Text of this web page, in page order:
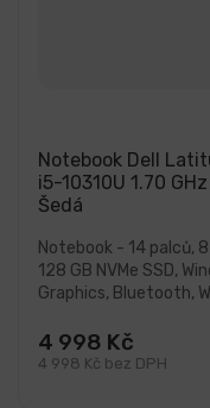
Notebook Dell
i5-10310U 1.70
Šedá
produktu
je
5,0
z
hvězdiček.
4 998 Kč bez DPH
4 998 Kč
Notebook - 14 palců,
128 GB NVMe SSD,
Graphics, Bluetooth,